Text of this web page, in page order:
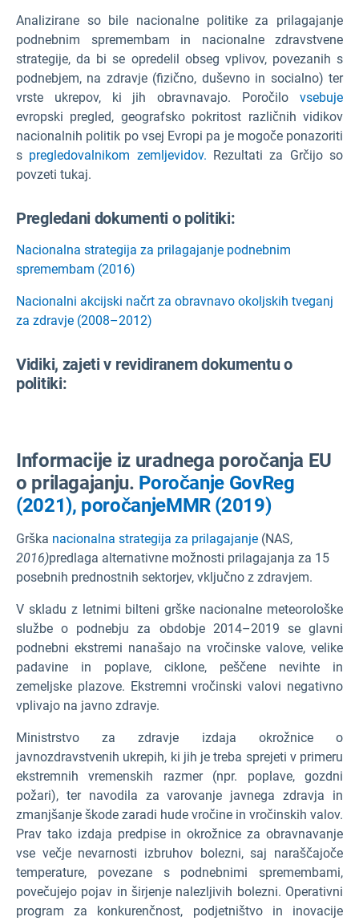
Analizirane so bile nacionalne politike za prilagajanje
podnebnim spremembam in nacionalne zdravstvene
strategije, da bi se opredelil obseg vplivov, povezanih s
podnebjem, na zdravje (fizično, duševno in socialno) ter
vrste ukrepov, ki jih obravnavajo. Poročilo vsebuje
evropski pregled, geografsko pokritost različnih vidikov
nacionalnih politik po vsej Evropi pa je mogoče ponazoriti
s pregledovalnikom zemljevidov. Rezultati za Grčijo so
povzeti tukaj.
Pregledani dokumenti o politiki:
Nacionalna strategija za prilagajanje podnebnim
spremembam (2016)
Nacionalni akcijski načrt za obravnavo okoljskih tveganj
za zdravje (2008–2012)
Vidiki, zajeti v revidiranem dokumentu o
politiki:
Informacije iz uradnega poročanja EU
o prilagajanju. Poročanje GovReg
(2021), poročanjeMMR (2019)
Grška nacionalna strategija za prilagajanje (NAS,
2016)predlaga alternativne možnosti prilagajanja za 15
posebnih prednostnih sektorjev, vključno z zdravjem.
V skladu z letnimi bilteni grške nacionalne meteorološke
službe o podnebju za obdobje 2014–2019 se glavni
podnebni ekstremi nanašajo na vročinske valove, velike
padavine in poplave, ciklone, peščene nevihte in
zemeljske plazove. Ekstremni vročinski valovi negativno
vplivajo na javno zdravje.
Ministrstvo za zdravje izdaja okrožnice o
javnozdravstvenih ukrepih, ki jih je treba sprejeti v primeru
ekstremnih vremenskih razmer (npr. poplave, gozdni
požari), ter navodila za varovanje javnega zdravja in
zmanjšanje škode zaradi hude vročine in vročinskih valov.
Prav tako izdaja predpise in okrožnice za obravnavanje
vse večje nevarnosti izbruhov bolezni, saj naraščajoče
temperature, povezane s podnebnimi spremembami,
povečujejo pojav in širjenje nalezljivih bolezni. Operativni
program za konkurenčnost, podjetništvo in inovacije